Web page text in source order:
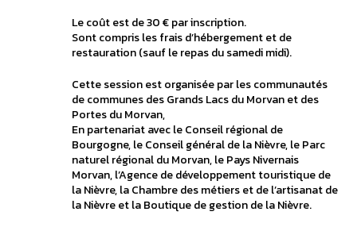
Le coût est de 30 € par inscription.
Sont compris les frais d’hébergement et de
restauration (sauf le repas du samedi midi).
Cette session est organisée par les communautés
de communes des Grands Lacs du Morvan et des
Portes du Morvan,
En partenariat avec le Conseil régional de
Bourgogne, le Conseil général de la Nièvre, le Parc
naturel régional du Morvan, le Pays Nivernais
Morvan, l’Agence de développement touristique de
la Nièvre, la Chambre des métiers et de l’artisanat de
la Nièvre et la Boutique de gestion de la Nièvre.